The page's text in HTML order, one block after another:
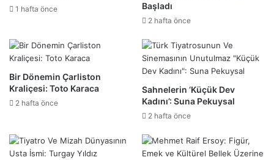
1 hafta önce
Başladı
2 hafta önce
Bir Dönemin Çarliston
Kraliçesi: Toto Karaca
2 hafta önce
Sahnelerin ‘Küçük Dev
Kadını’: Suna Pekuysal
2 hafta önce